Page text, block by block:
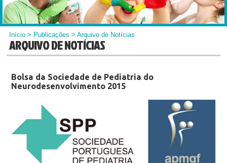
Início > Publicações > Arquivo de Notícias
ARQUIVO DE NOTÍCIAS
Bolsa da Sociedade de Pediatria do
Neurodesenvolvimento 2015